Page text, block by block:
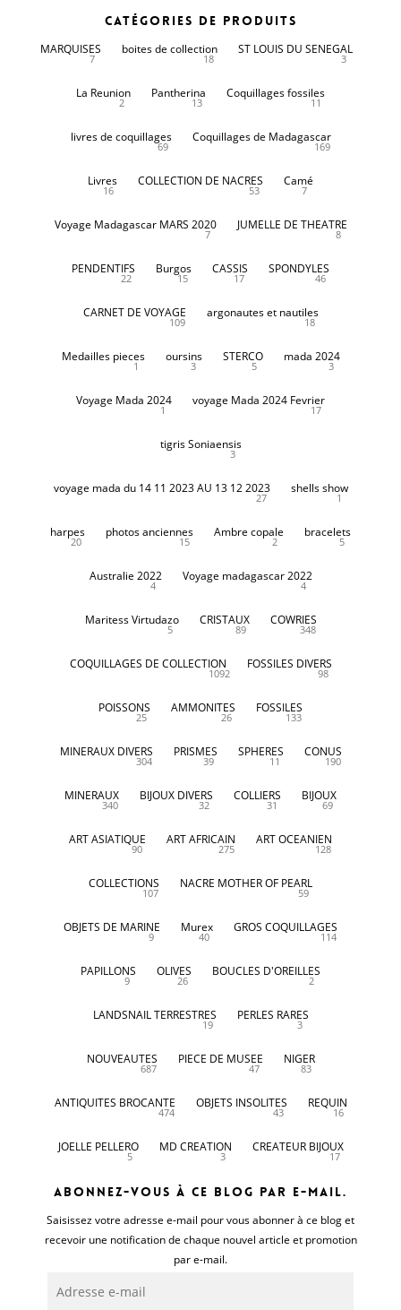
Catégories de produits
MARQUISES
7
boites de collection
18
ST LOUIS DU SENEGAL
3
La Reunion
2
Pantherina
13
Coquillages fossiles
11
livres de coquillages
69
Coquillages de Madagascar
169
Livres
16
COLLECTION DE NACRES
53
Camé
7
Voyage Madagascar MARS 2020
7
JUMELLE DE THEATRE
8
PENDENTIFS
22
Burgos
15
CASSIS
17
SPONDYLES
46
CARNET DE VOYAGE
109
argonautes et nautiles
18
Medailles pieces
1
oursins
3
STERCO
5
mada 2024
3
Voyage Mada 2024
1
voyage Mada 2024 Fevrier
17
tigris Soniaensis
3
voyage mada du 14 11 2023 AU 13 12 2023
27
shells show
1
harpes
20
photos anciennes
15
Ambre copale
2
bracelets
5
Australie 2022
4
Voyage madagascar 2022
4
Maritess Virtudazo
5
CRISTAUX
89
COWRIES
348
COQUILLAGES DE COLLECTION
1092
FOSSILES DIVERS
98
POISSONS
25
AMMONITES
26
FOSSILES
133
MINERAUX DIVERS
304
PRISMES
39
SPHERES
11
CONUS
190
MINERAUX
340
BIJOUX DIVERS
32
COLLIERS
31
BIJOUX
69
ART ASIATIQUE
90
ART AFRICAIN
275
ART OCEANIEN
128
COLLECTIONS
107
NACRE MOTHER OF PEARL
59
OBJETS DE MARINE
9
Murex
40
GROS COQUILLAGES
114
PAPILLONS
9
OLIVES
26
BOUCLES D'OREILLES
2
LANDSNAIL TERRESTRES
19
PERLES RARES
3
NOUVEAUTES
687
PIECE DE MUSEE
47
NIGER
83
ANTIQUITES BROCANTE
474
OBJETS INSOLITES
43
REQUIN
16
JOELLE PELLERO
5
MD CREATION
3
CREATEUR BIJOUX
17
Abonnez-vous à ce blog par e-mail.
Saisissez votre adresse e-mail pour vous abonner à ce blog et
recevoir une notification de chaque nouvel article et promotion
par e-mail.
e-